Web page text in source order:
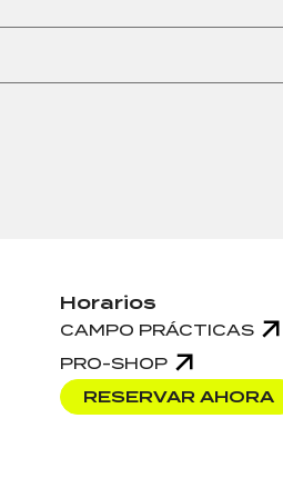
Horarios
CAMPO PRÁCTICAS
PRO-SHOP
RESERVAR AHORA